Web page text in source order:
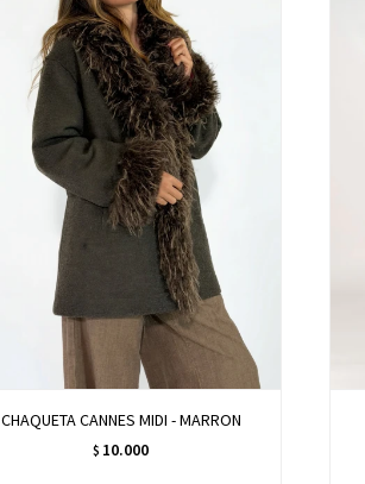
CHAQUETA CANNES MIDI - MARRON
$ 10.000